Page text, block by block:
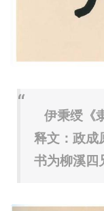
伊秉绶《
释文：政成
书为柳溪四